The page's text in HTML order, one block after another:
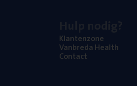
Klan­ten­zo­ne
Van­b­re­da Health
Con­tact